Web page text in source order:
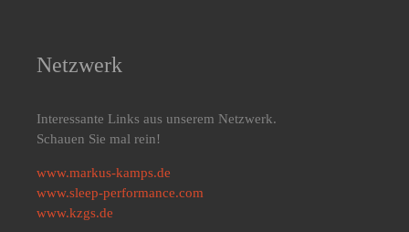
Netzwerk
Interessante Links aus unserem Netzwerk.
Schauen Sie mal rein!
www.markus-kamps.de
www.sleep-performance.com
www.kzgs.de